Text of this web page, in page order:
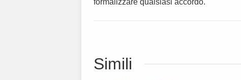
formalizzare qualsiasi accordo.
Simili